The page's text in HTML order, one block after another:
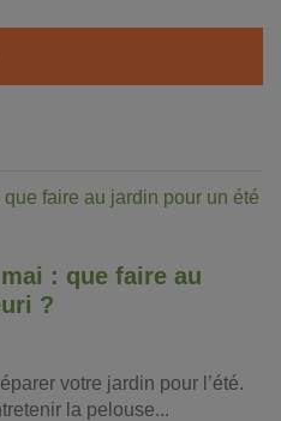
: que faire au
?
votre jardin pour l’été.
la pelouse...